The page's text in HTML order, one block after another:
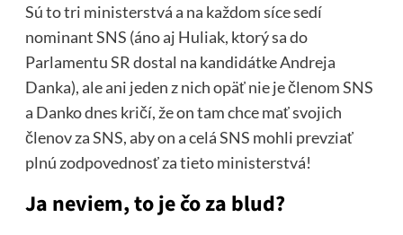
Sú to tri ministerstvá a na každom síce sedí
nominant SNS (áno aj Huliak, ktorý sa do
Parlamentu SR dostal na kandidátke Andreja
Danka), ale ani jeden z nich opäť nie je členom SNS
a Danko dnes kričí, že on tam chce mať svojich
členov za SNS, aby on a celá SNS mohli prevziať
plnú zodpovednosť za tieto ministerstvá!
Ja neviem, to je čo za blud?